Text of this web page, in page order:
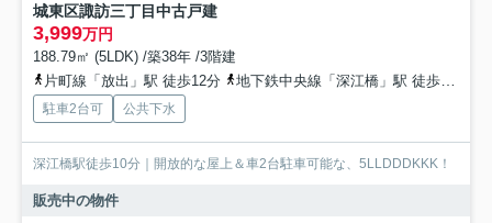
城東区諏訪三丁目中古戸建
3,999万円
188.79㎡ (5LDK) /築38年 /3階建
片町線「放出」駅 徒歩12分
地下鉄中央線「深江橋」駅 徒歩10分
駐車2台可 公共下水
深江橋駅徒歩10分｜開放的な屋上＆車2台駐車可能な、5LLDDDKKK！
販売中の物件